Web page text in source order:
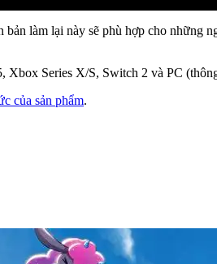
làm lại này sẽ phù hợp cho những
Series X/S, Switch 2 và PC
của sản phẩm.